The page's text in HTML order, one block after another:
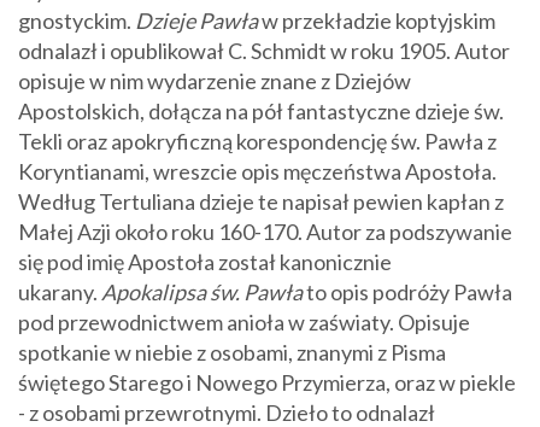
gnostyckim. Dzieje Pawław przekładzie koptyjskim
odnalazł i opublikował C. Schmidt w roku 1905. Autor
opisuje w nim wydarzenie znane z Dziejów
Apostolskich, dołącza na pół fantastyczne dzieje św.
Tekli oraz apokryficzną korespondencję św. Pawła z
Koryntianami, wreszcie opis męczeństwa Apostoła.
Według Tertuliana dzieje te napisał pewien kapłan z
Małej Azji około roku 160-170. Autor za podszywanie
się pod imię Apostoła został kanonicznie
ukarany. Apokalipsa św. Pawłato opis podróży Pawła
pod przewodnictwem anioła w zaświaty. Opisuje
spotkanie w niebie z osobami, znanymi z Pisma
świętego Starego i Nowego Przymierza, oraz w piekle
- z osobami przewrotnymi. Dzieło to odnalazł